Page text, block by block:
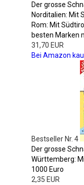
Der grosse
Norditalien: Mit
Rom: Mit
besten Marken
31,70 EUR
Bei Amazon
Bestseller Nr. 4
Der grosse
Württemberg:
1000 Euro
2,35 EUR